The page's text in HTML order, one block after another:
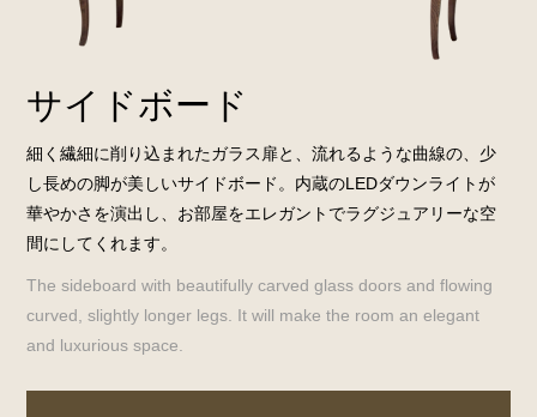
サイドボード
細く繊細に削り込まれたガラス扉と、流れるような曲線の、少
し長めの脚が美しいサイドボード。内蔵のLEDダウンライトが
華やかさを演出し、お部屋をエレガントでラグジュアリーな空
間にしてくれます。
The sideboard with beautifully carved glass doors and flowing
curved, slightly longer legs. It will make the room an elegant
and luxurious space.